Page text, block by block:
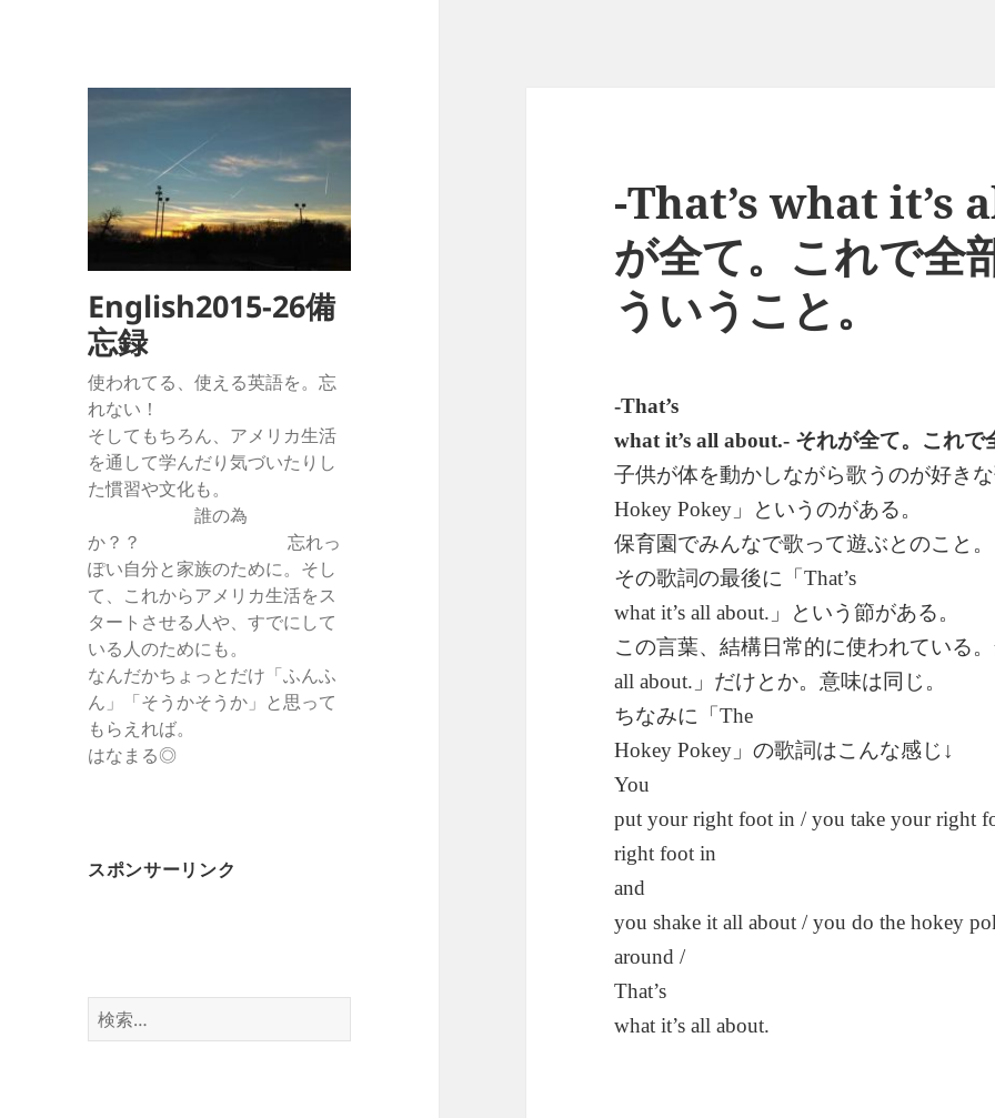
English2015-26備
忘録
使われてる、使える英語を。忘
れない！
そしてもちろん、アメリカ生活
を通して学んだり気づいたりし
た慣習や文化も。
誰の為
か？？ 忘れっ
ぽい自分と家族のために。そし
て、これからアメリカ生活をス
タートさせる人や、すでにして
いる人のためにも。
なんだかちょっとだけ「ふんふ
ん」「そうかそうか」と思って
もらえれば。
はなまる◎
スポンサーリンク
検
索:
-That’s what it’s
が全て。これで全
ういうこと。
-That’s
what it’s all about.- それが全て。これで
子供が体を動かしながら歌うのが好き
Hokey Pokey 」というのがある。
保育園でみんなで歌って遊ぶとのこと。
その歌詞の最後に「That’s
what it’s all about. 」という節がある。
この言葉、結構日常的に使われている
all about. 」だけとか。意味は同じ。
ちなみに「The
Hokey Pokey 」の歌詞はこんな感じ↓
You
put your right foot in / you take your right
right foot in
and
you shake it all about / you do the hokey
around /
That’s
what it’s all about.